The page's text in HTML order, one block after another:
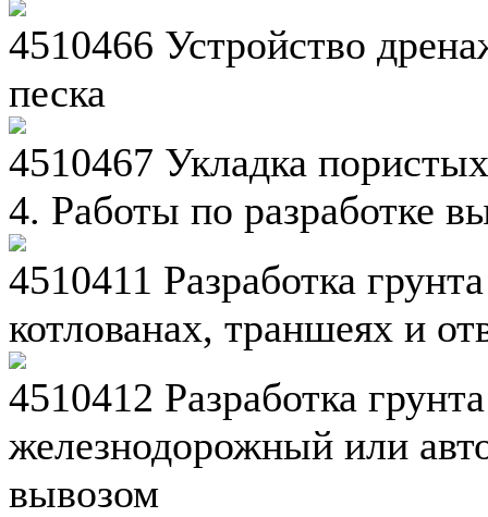
4510466 Устройство
песка
4510467 Укладка
4. Работы по разработке
4510411 Разработка
котлованах, траншеях и
4510412 Разработка
железнодорожный или
вывозом